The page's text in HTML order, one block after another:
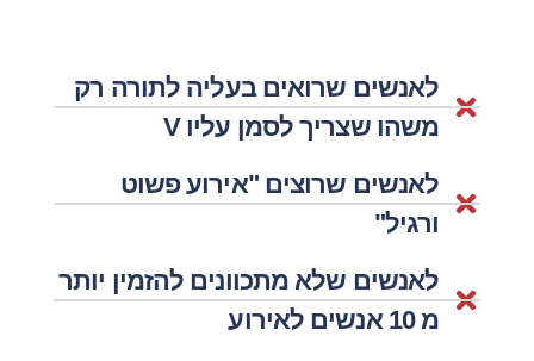
לאנשים שרואים בעליה לתורה רק
משהו שצריך לסמן עליו V
לאנשים שרוצים "אירוע פשוט
ורגיל"
לאנשים שלא מתכוונים להזמין יותר
מ 10 אנשים לאירוע